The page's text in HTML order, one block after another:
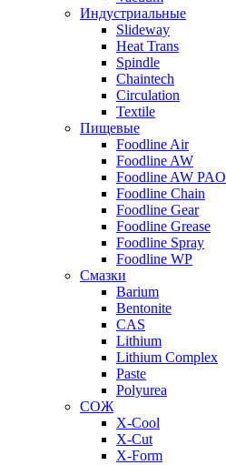
Индустриальные
Slideway
Heat Trans
Spindle
Chaintech
Circulation
Textile
Пищевые
Foodline Air
Foodline AW
Foodline AW PAO
Foodline Chain
Foodline Gear
Foodline Grease
Foodline Spray
Foodline WP
Смазки
Barium
Bentonite
CAS
Lithium
Lithium Complex
Paste
Polyurea
СОЖ
X-Cool
X-Cut
X-Form